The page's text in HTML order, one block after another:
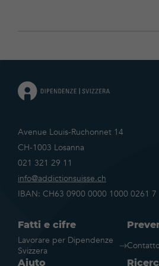
Avenue Louis-Ruchonnet 14
CH-1003 Losanna
021 321 29 11
info@addictionsuisse.ch
IBAN: CH63 0900 0000 1000 0261 7
Fatti e cifre
Lavorare per Dipendenze
Svizzera
Aiuto